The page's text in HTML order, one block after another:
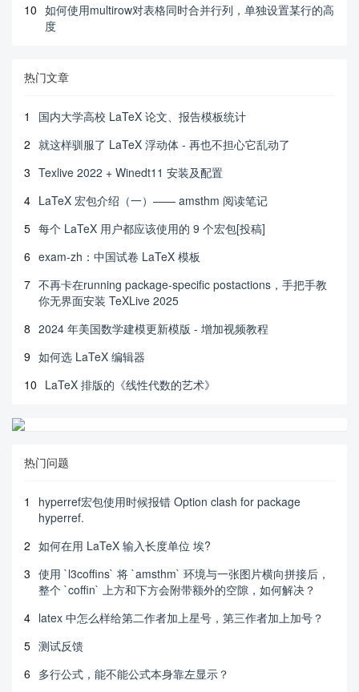
10 如何使用multirow对表格同时合并行列，单独设置某行的高
度
热门文章
1
国内大学高校 LaTeX 论文、报告模板统计
2 就这样驯服了 LaTeX 浮动体 - 再也不担心它乱动了
3 Texlive 2022 + Winedt11 安装及配置
4 LaTeX 宏包介绍（一）—— amsthm 阅读笔记
5 每个 LaTeX 用户都应该使用的 9 个宏包[投稿]
6 exam-zh：中国试卷 LaTeX 模板
7 不再卡在running package-specific postactions，手把手教
你无界面安装 TeXLive 2025
8 2024 年美国数学建模更新模版 - 增加视频教程
9 如何选 LaTeX 编辑器
10 LaTeX 排版的《线性代数的艺术》
热门问题
1
hyperref宏包使用时候报错 Option clash for package
hyperref.
2 如何在用 LaTeX 输入长度单位 埃?
3 使用 `l3coffins` 将 `amsthm` 环境与一张图片横向拼接后，
整个 `coffin` 上方和下方会附带额外的空隙，如何解决？
4 latex 中怎么样给第二作者加上星号，第三作者加上加号？
5 测试反馈
6 多行公式，能不能公式本身靠左显示？